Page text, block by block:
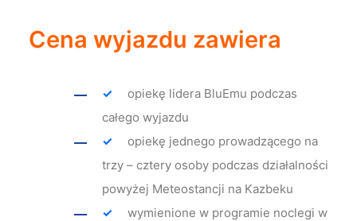
Cena wyjazdu zawiera
opiekę lidera BluEmu podczas
całego wyjazdu
opiekę jednego prowadzącego na
trzy – cztery osoby podczas działalności
powyżej Meteostancji na Kazbeku
wymienione w programie noclegi w